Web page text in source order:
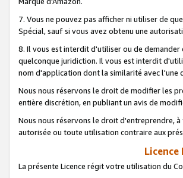
7. Vous ne pouvez pas afficher ni utiliser de
Spécial, sauf si vous avez obtenu une
8. Il vous est interdit d'utiliser ou de
quelconque juridiction. Il vous est interdit
nom d'application dont la similarité avec l'une
Nous nous réservons le droit de modifier les
entière discrétion, en publiant un avis de
Nous nous réservons le droit d'entreprendre,
autorisée ou toute utilisation contraire aux
La présente Licence régit votre utilisation du